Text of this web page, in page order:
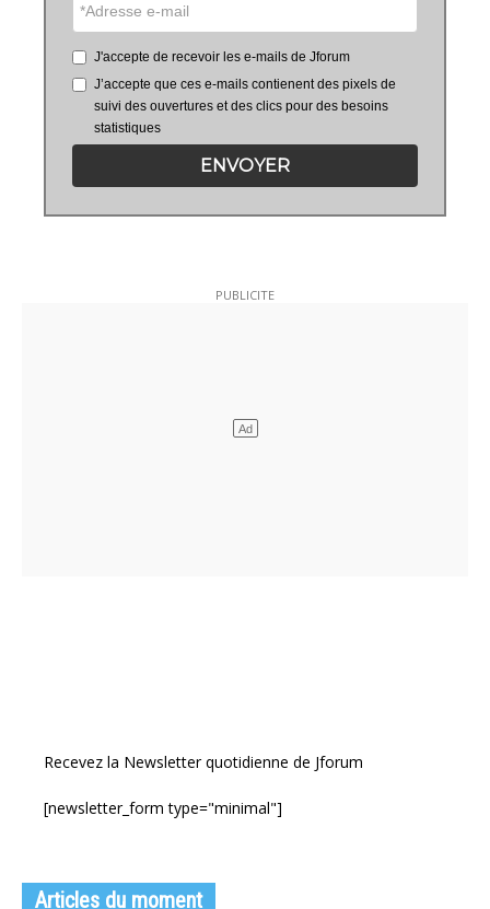
J'accepte de recevoir les e-mails de Jforum
J’accepte que ces e-mails contienent des pixels de
suivi des ouvertures et des clics pour des besoins
statistiques
ENVOYER
Recevez la Newsletter quotidienne de Jforum
[newsletter_form type="minimal"]
Articles du moment